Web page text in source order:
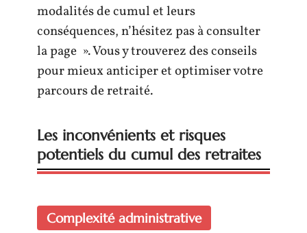
modalités de cumul et leurs
conséquences, n’hésitez pas à consulter
la page ». Vous y trouverez des conseils
pour mieux anticiper et optimiser votre
parcours de retraité.
Les inconvénients et risques
potentiels du cumul des retraites
Complexité administrative